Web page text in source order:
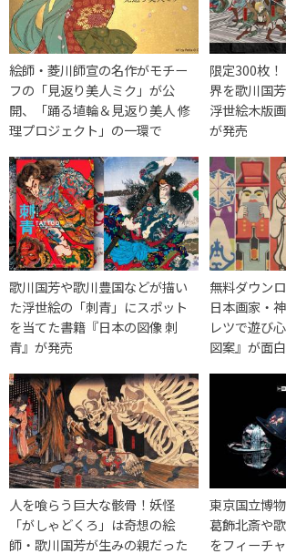
絵師・菱川師宣の名作がモチー
フの「見返り美人ミク」が公
開、「踊る埴輪＆見返り美人 修
理プロジェクト」の一環で
限定300枚
界を歌川国
浮世絵木版
が発売
歌川国芳や歌川豊国などが描い
た浮世絵の「刺青」にスポット
を当てた書籍『日本の図像 刺
青』が発売
無料ダウン
日本画家・
レツで遊び
図案』が面
人を喰らう巨大な骸骨！妖怪
「がしゃどくろ」は奇想の絵
師・歌川国芳が生みの親だった
東京国立博
葛飾北斎や
をフィーチ